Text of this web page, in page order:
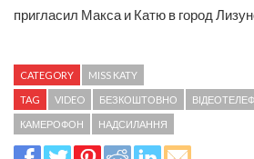
пригласил Макса и Катю в город
CATEGORY MISS KATY
TAG VIDEO БЕЗКОШТОВНО
КАМЕРОФОН НАДСИЛАННЯ